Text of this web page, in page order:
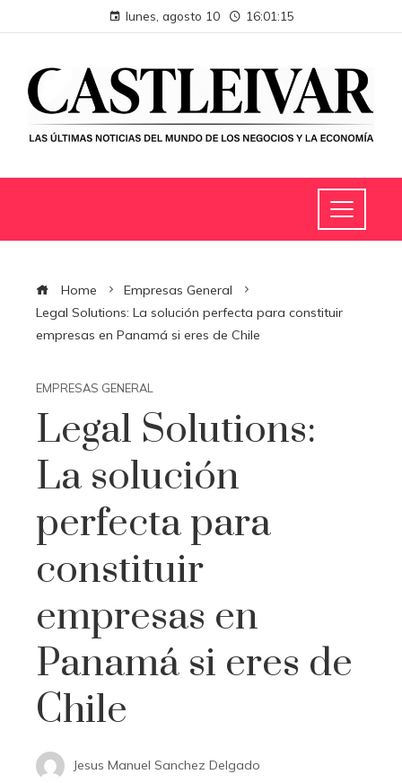
lunes, agosto 10 16:01:16
Home
Empresas General
Legal Solutions: La solución perfecta para constituir
empresas en Panamá si eres de Chile
EMPRESAS GENERAL
Legal Solutions:
La solución
perfecta para
constituir
empresas en
Panamá si eres de
Chile
Jesus Manuel Sanchez Delgado